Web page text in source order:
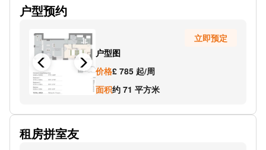
Underground-White City
Underground-Wood Lane
Underground-Shepherd's Bush
Underground-Shepherd's Bush Market
户型预约
户型图
价格£ 785 起/周
面积约 71 平方米
立即预定
租房拼室友